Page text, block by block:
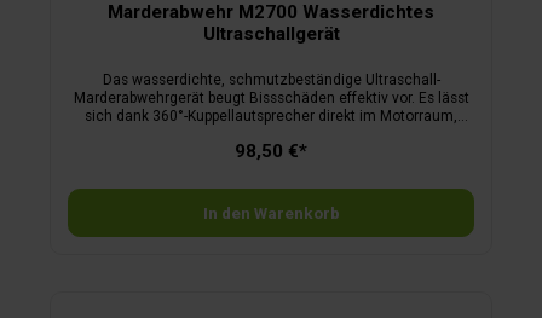
Marderabwehr M2700 Wasserdichtes
Ultraschallgerät
Das wasserdichte, schmutzbeständige Ultraschall-
Marderabwehrgerät beugt Bissschäden effektiv vor. Es lässt
sich dank 360°-Kuppellautsprecher direkt im Motorraum,
eine rundum wirksame Ultraschallbarriere ohne
Kunststoff, mit E1-Zeichen, geeignet für alle
Motorengenerationen. Maße Basisgerät: 8,5 × 5,3 × 4,2 cm.
98,50 €*
In den Warenkorb